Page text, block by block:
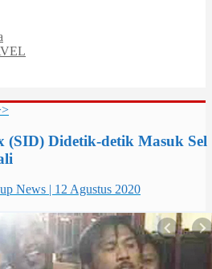
(SID) Didetik-detik Masuk Sel
News | 12 Agustus 2020